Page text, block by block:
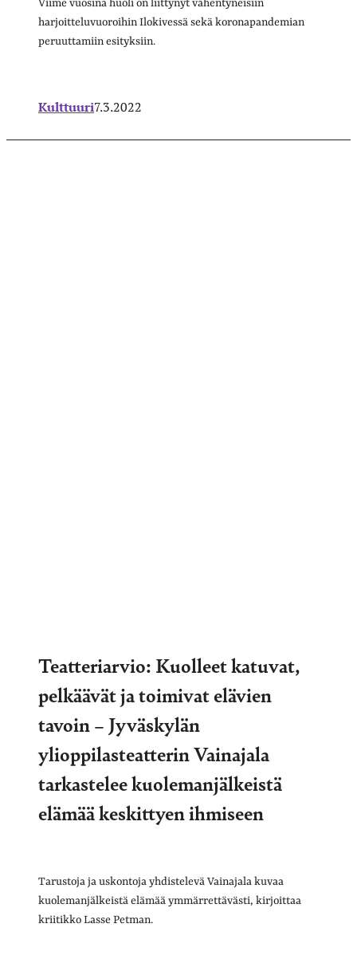
Viime vuosina huoli on liittynyt vähentyneisiin
harjoitteluvuoroihin Ilokivessä sekä koronapandemian
peruuttamiin esityksiin.
Kulttuuri7.3.2022
Teatteriarvio: Kuolleet katuvat,
pelkäävät ja toimivat elävien
tavoin – Jyväskylän
ylioppilasteatterin Vainajala
tarkastelee kuolemanjälkeistä
elämää keskittyen ihmiseen
Tarustoja ja uskontoja yhdistelevä Vainajala kuvaa
kuolemanjälkeistä elämää ymmärrettävästi, kirjoittaa
kriitikko Lasse Petman.